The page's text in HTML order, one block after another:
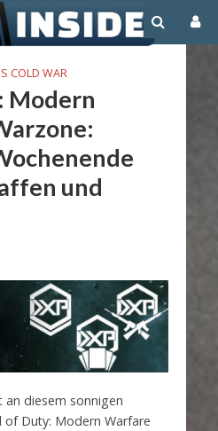
COLD WAR
Modern
und
an diesem sonnigen
of Duty: Modern Warfare